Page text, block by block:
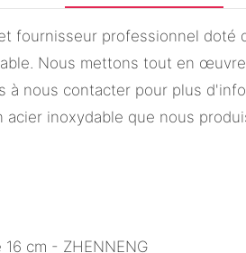
fournisseur professionnel
Nous mettons tout en
à nous contacter pour plus
inoxydable que nous